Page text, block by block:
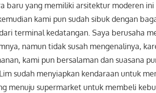
baru yang memiliki arsitektur moderen
kami pun sudah sibuk dengan
terminal kedatangan. Saya berusaha
namun tidak susah mengenalinya,
kami pun bersalaman dan suasana
sudah menyiapkan kendaraan untuk
menuju supermarket untuk membeli